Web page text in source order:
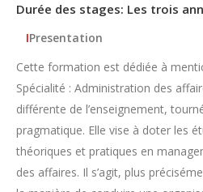
Durée des stages: Les trois
IPresentation
Cette formation est dédiée à
Spécialité : Administration des
différente de l’enseignement,
pragmatique. Elle vise à doter les
théoriques et pratiques en
des affaires. Il s’agit, plus